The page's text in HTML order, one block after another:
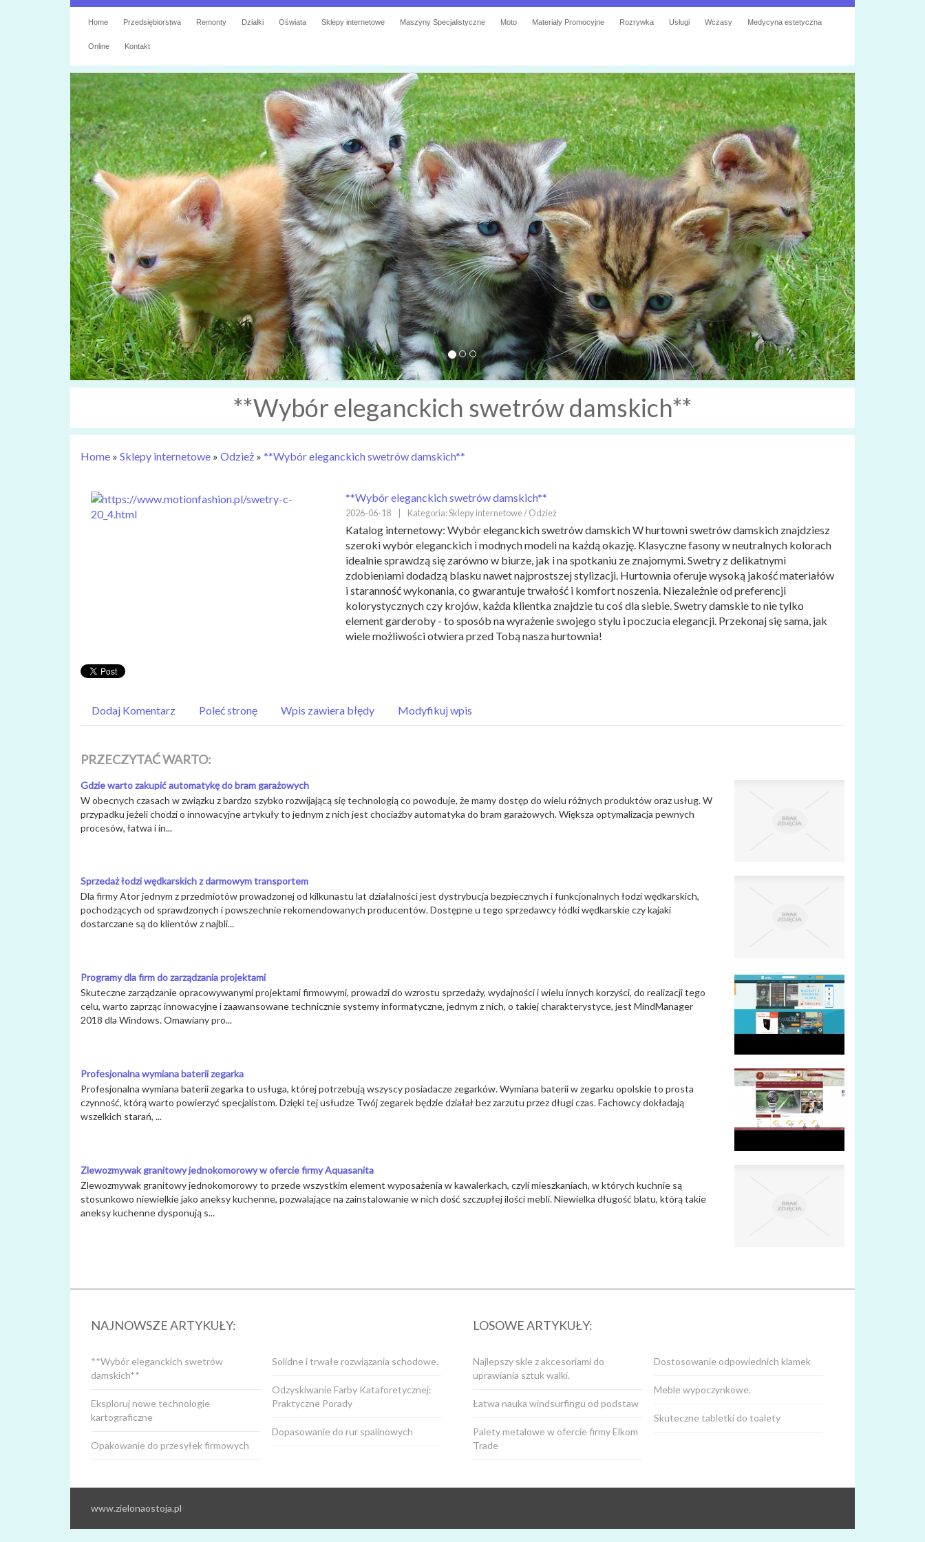
Home Przedsiębiorstwa Remonty Działki Oświata Sklepy internetowe Maszyny Specjalistyczne Moto Materiały Promocyjne Rozrywka Usługi Wczasy Medycyna estetyczna
Online Kontakt
**Wybór eleganckich swetrów damskich**
Home » Sklepy internetowe » Odzież » **Wybór eleganckich swetrów damskich**
**Wybór eleganckich swetrów damskich**
2026-06-18 | Kategoria: Sklepy internetowe / Odzież
Katalog internetowy: Wybór eleganckich swetrów damskich W hurtowni swetrów damskich znajdziesz
szeroki wybór eleganckich i modnych modeli na każdą okazję. Klasyczne fasony w neutralnych kolorach
idealnie sprawdzą się zarówno w biurze, jak i na spotkaniu ze znajomymi. Swetry z delikatnymi
zdobieniami dodadzą blasku nawet najprostszej stylizacji. Hurtownia oferuje wysoką jakość materiałów
i staranność wykonania, co gwarantuje trwałość i komfort noszenia. Niezależnie od preferencji
kolorystycznych czy krojów, każda klientka znajdzie tu coś dla siebie. Swetry damskie to nie tylko
element garderoby - to sposób na wyrażenie swojego stylu i poczucia elegancji. Przekonaj się sama, jak
wiele możliwości otwiera przed Tobą nasza hurtownia!
Dodaj Komentarz Poleć stronę Wpis zawiera błędy Modyfikuj wpis
PRZECZYTAĆ WARTO:
Gdzie warto zakupić automatykę do bram garażowych
W obecnych czasach w związku z bardzo szybko rozwijającą się technologią co powoduje, że mamy dostęp do wielu różnych produktów oraz usług. W
przypadku jeżeli chodzi o innowacyjne artykuły to jednym z nich jest chociażby automatyka do bram garażowych. Większa optymalizacja pewnych
procesów, łatwa i in...
Sprzedaż łodzi wędkarskich z darmowym transportem
Dla firmy Ator jednym z przedmiotów prowadzonej od kilkunastu lat działalności jest dystrybucja bezpiecznych i funkcjonalnych łodzi wędkarskich,
pochodzących od sprawdzonych i powszechnie rekomendowanych producentów. Dostępne u tego sprzedawcy łódki wędkarskie czy kajaki
dostarczane są do klientów z najbli...
Programy dla firm do zarządzania projektami
Skuteczne zarządzanie opracowywanymi projektami firmowymi, prowadzi do wzrostu sprzedaży, wydajności i wielu innych korzyści, do realizacji tego
celu, warto zaprząc innowacyjne i zaawansowane technicznie systemy informatyczne, jednym z nich, o takiej charakterystyce, jest MindManager
2018 dla Windows. Omawiany pro...
Profesjonalna wymiana baterii zegarka
Profesjonalna wymiana baterii zegarka to usługa, której potrzebują wszyscy posiadacze zegarków. Wymiana baterii w zegarku opolskie to prosta
czynność, którą warto powierzyć specjalistom. Dzięki tej usłudze Twój zegarek będzie działał bez zarzutu przez długi czas. Fachowcy dokładają
wszelkich starań, ...
Zlewozmywak granitowy jednokomorowy w ofercie firmy Aquasanita
Zlewozmywak granitowy jednokomorowy to przede wszystkim element wyposażenia w kawalerkach, czyli mieszkaniach, w których kuchnie są
stosunkowo niewielkie jako aneksy kuchenne, pozwalające na zainstalowanie w nich dość szczupłej ilości mebli. Niewielka długość blatu, którą takie
aneksy kuchenne dysponują s...
NAJNOWSZE ARTYKUŁY:
Solidne i trwałe rozwiązania schodowe.
**Wybór eleganckich swetrów
damskich**
Odzyskiwanie Farby Kataforetycznej:
Praktyczne Porady
Eksploruj nowe technologie
kartograficzne
Dopasowanie do rur spalinowych
Opakowanie do przesyłek firmowych
LOSOWE ARTYKUŁY:
Dostosowanie odpowiednich klamek
Najlepszy skle z akcesoriami do
uprawiania sztuk walki.
Meble wypoczynkowe.
Łatwa nauka windsurfingu od podstaw
Skuteczne tabletki do toalety
Palety metalowe w ofercie firmy Elkom
Trade
www.zielonaostoja.pl